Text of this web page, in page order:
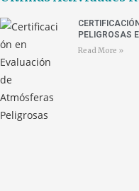
PELIGROSAS
Read More »